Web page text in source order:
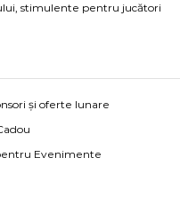
stimulente pentru jucători
și oferte lunare
Evenimente